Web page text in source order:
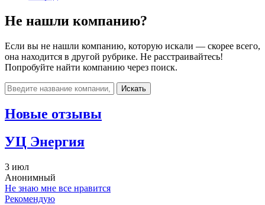
Не нашли компанию?
Если вы не нашли компанию, которую искали — скорее всего,
она находится в другой рубрике. Не расстраивайтесь!
Попробуйте найти компанию через поиск.
Искать
Новые отзывы
УЦ Энергия
3 июл
Анонимный
Не знаю мне все нравится
Рекомендую